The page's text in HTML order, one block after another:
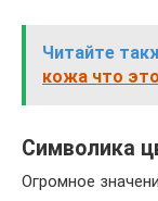
Читайте
кожа что
Символика
Огромное